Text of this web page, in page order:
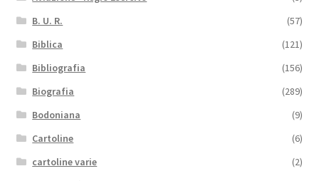
B. U. R.
(57)
Biblica
(121)
Bibliografia
(156)
Biografia
(289)
Bodoniana
(9)
Cartoline
(6)
cartoline varie
(2)